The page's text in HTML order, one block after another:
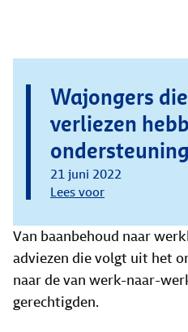
Wajongers
verliezen
21 juni 2022
Lees voor
Van baanbehoud naar
adviezen die volgt uit het
naar de van werk-naar-
gerechtigden.